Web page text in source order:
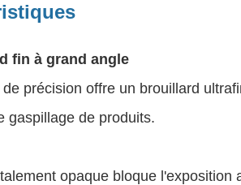
fin à grand angle
précision offre un brouillard
gaspillage de produits.
opaque bloque